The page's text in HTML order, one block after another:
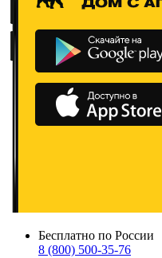
Бесплатно по России
8 (800) 500-35-76